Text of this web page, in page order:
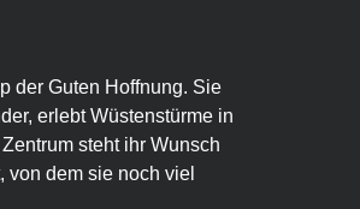
der Guten Hoffnung. Sie
erlebt Wüstenstürme in
steht ihr Wunsch
dem sie noch viel